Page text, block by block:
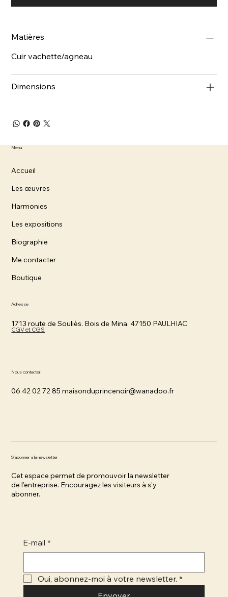
Matières
Cuir vachette/agneau
Dimensions
Menu
Accueil
Les œuvres
Harmonies
Les expositions
Biographie
Me contacter
Boutique
Adresse
1713 route de Souliès. Bois de Mina. 47150 PAULHIAC
CGV et CGS
Nous contacter
‭06 42 02 72 85maisonduprincenoir@wanadoo.fr
S'abonner à la newsletter
Cet espace permet de promouvoir la newsletter
de l'entreprise. Encouragez les visiteurs à s'y
abonner.
E-mail *
Oui, abonnez-moi à votre newsletter. *